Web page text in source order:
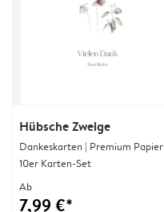
Hübsche Zweige
Dankeskarten | Premium Papier
10er Karten-Set
Ab
7,99 €*